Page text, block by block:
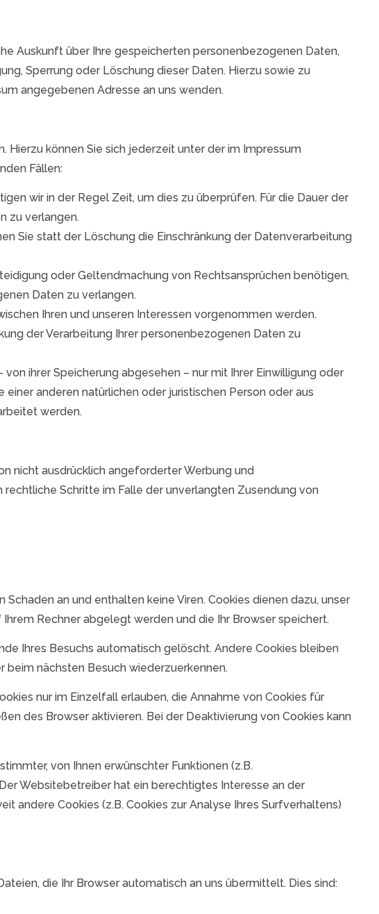
Auskunft über Ihre gespeicherten personenbezogenen Daten,
Sperrung oder Löschung dieser Daten. Hierzu sowie zu
angegebenen Adresse an uns wenden.
Hierzu können Sie sich jederzeit unter der im Impressum
Fällen:
wir in der Regel Zeit, um dies zu überprüfen. Für die Dauer der
zu verlangen.
Sie statt der Löschung die Einschränkung der Datenverarbeitung
oder Geltendmachung von Rechtsansprüchen benötigen,
Daten zu verlangen.
Ihren und unseren Interessen vorgenommen werden.
der Verarbeitung Ihrer personenbezogenen Daten zu
ihrer Speicherung abgesehen – nur mit Ihrer Einwilligung oder
anderen natürlichen oder juristischen Person oder aus
werden.
nicht ausdrücklich angeforderter Werbung und
Schritte im Falle der unverlangten Zusendung von
an und enthalten keine Viren. Cookies dienen dazu, unser
Rechner abgelegt werden und die Ihr Browser speichert.
Ihres Besuchs automatisch gelöscht. Andere Cookies bleiben
beim nächsten Besuch wiederzuerkennen.
nur im Einzelfall erlauben, die Annahme von Cookies für
des Browser aktivieren. Bei der Deaktivierung von Cookies kann
von Ihnen erwünschter Funktionen (z.B.
Websitebetreiber hat ein berechtigtes Interesse an der
andere Cookies (z.B. Cookies zur Analyse Ihres Surfverhaltens)
die Ihr Browser automatisch an uns übermittelt. Dies sind: